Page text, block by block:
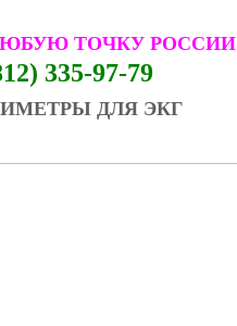
ТОЧКУ РОССИИ
335-97-79
ДЛЯ ЭКГ